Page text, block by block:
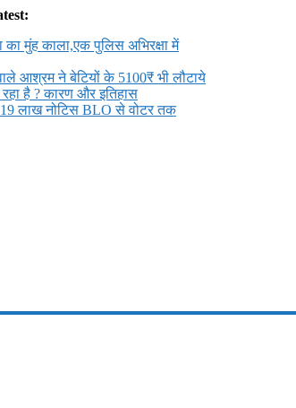
का मुंह काला,एक पुलिस अभिरक्षा में
आश्रम ने बेटियों के 5100₹ भी लौटाये
है ? कारण और इतिहास
लाख नोटिस BLO से वोटर तक